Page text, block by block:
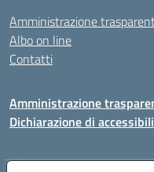
Amministrazione
Albo on line
Contatti
Amministrazione
Dichiarazione di